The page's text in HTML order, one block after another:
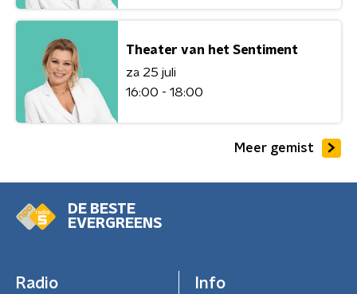
Theater van het Sentiment
za 25 juli
16:00 - 18:00
Meer gemist
DE BESTE
EVERGREENS
Radio Info